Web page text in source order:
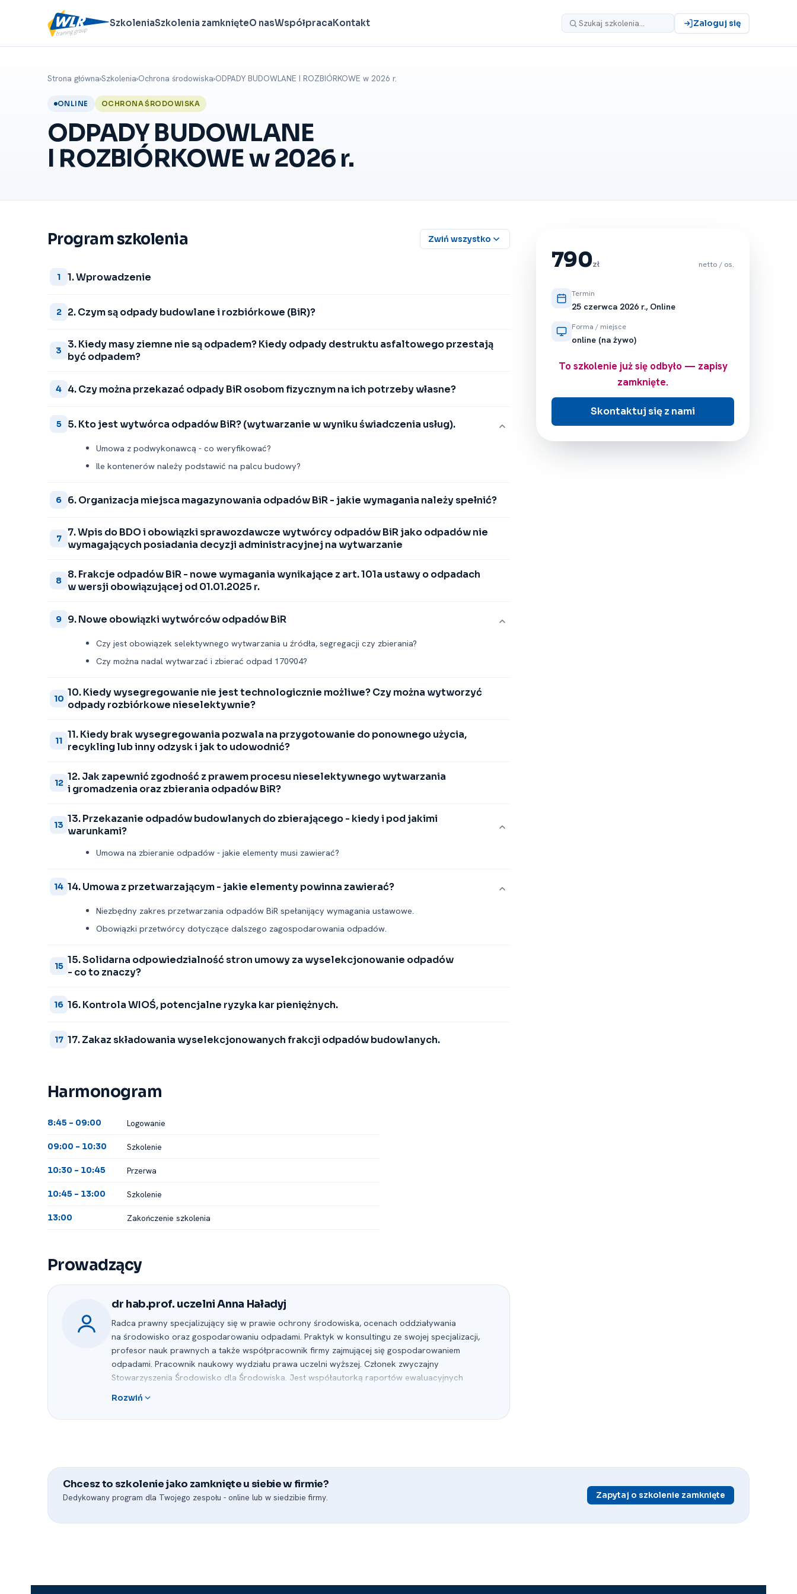
SzkoleniaSzkolenia zamknięteO nasWspółpracaKontakt Zaloguj się
Strona główna›Szkolenia›Ochrona środowiska›ODPADY BUDOWLANE I ROZBIÓRKOWE w 2026 r.
ONLINE OCHRONA ŚRODOWISKA
ODPADY BUDOWLANE
I ROZBIÓRKOWE w 2026 r.
Program szkolenia Zwiń wszystko
1 1. Wprowadzenie
2 2. Czym są odpady budowlane i rozbiórkowe (BiR)?
3
3. Kiedy masy ziemne nie są odpadem? Kiedy odpady destruktu asfaltowego przestają
być odpadem?
4 4. Czy można przekazać odpady BiR osobom fizycznym na ich potrzeby własne?
5 5. Kto jest wytwórca odpadów BiR? (wytwarzanie w wyniku świadczenia usług).
Umowa z podwykonawcą -⁠ co weryfikować?
Ile kontenerów należy podstawić na palcu budowy?
6 6. Organizacja miejsca magazynowania odpadów BiR -⁠ jakie wymagania należy spełnić?
7
7. Wpis do BDO i obowiązki sprawozdawcze wytwórcy odpadów BiR jako odpadów nie
wymagających posiadania decyzji administracyjnej na wytwarzanie
8
8. Frakcje odpadów BiR -⁠ nowe wymagania wynikające z art. 101a ustawy o odpadach
w wersji obowiązującej od 01.01.2025 r.
9 9. Nowe obowiązki wytwórców odpadów BiR
Czy jest obowiązek selektywnego wytwarzania u źródła, segregacji czy zbierania?
Czy można nadal wytwarzać i zbierać odpad 170904?
10 10. Kiedy wysegregowanie nie jest technologicznie możliwe? Czy można wytworzyć
odpady rozbiórkowe nieselektywnie?
11 11. Kiedy brak wysegregowania pozwala na przygotowanie do ponownego użycia,
recykling lub inny odzysk i jak to udowodnić?
12 12. Jak zapewnić zgodność z prawem procesu nieselektywnego wytwarzania
i gromadzenia oraz zbierania odpadów BiR?
13 13. Przekazanie odpadów budowlanych do zbierającego -⁠ kiedy i pod jakimi
warunkami?
Umowa na zbieranie odpadów -⁠ jakie elementy musi zawierać?
14 14. Umowa z przetwarzającym -⁠ jakie elementy powinna zawierać?
Niezbędny zakres przetwarzania odpadów BiR spełanijący wymagania ustawowe.
Obowiązki przetwórcy dotyczące dalszego zagospodarowania odpadów.
15 15. Solidarna odpowiedzialność stron umowy za wyselekcjonowanie odpadów
-⁠ co to znaczy?
16 16. Kontrola WIOŚ, potencjalne ryzyka kar pieniężnych.
17 17. Zakaz składowania wyselekcjonowanych frakcji odpadów budowlanych.
Harmonogram
8:45 -⁠ 09:00 Logowanie
09:00 -⁠ 10:30 Szkolenie
10:30 -⁠ 10:45 Przerwa
10:45 -⁠ 13:00 Szkolenie
13:00 Zakończenie szkolenia
Prowadzący
dr hab.prof. uczelni Anna Haładyj
Radca prawny specjalizujący się w prawie ochrony środowiska, ocenach oddziaływania
na środowisko oraz gospodarowaniu odpadami. Praktyk w konsultingu ze swojej specjalizacji,
profesor nauk prawnych a także współpracownik firmy zajmującej się gospodarowaniem
odpadami. Pracownik naukowy wydziału prawa uczelni wyższej. Członek zwyczajny
Stowarzyszenia Środowisko dla Środowiska. Jest współautorką raportów ewaluacyjnych
decyzyjnych. Od kilkunastu lat prowadzi szkolenia z szeroko pojętego z prawa ochrony
środowiska i jest wykładowcą bardzo wysoko ocenianym przez uczestników. Jest autorką blisko
Rozwiń
790zł netto / os.
Termin
25 czerwca 2026 r., Online
Forma / miejsce
online (na żywo)
To szkolenie już się odbyło — zapisy
zamknięte.
Skontaktuj się z nami
Chcesz to szkolenie jako zamknięte u siebie w firmie?
Dedykowany program dla Twojego zespołu -⁠ online lub w siedzibie firmy. Zapytaj o szkolenie zamknięte